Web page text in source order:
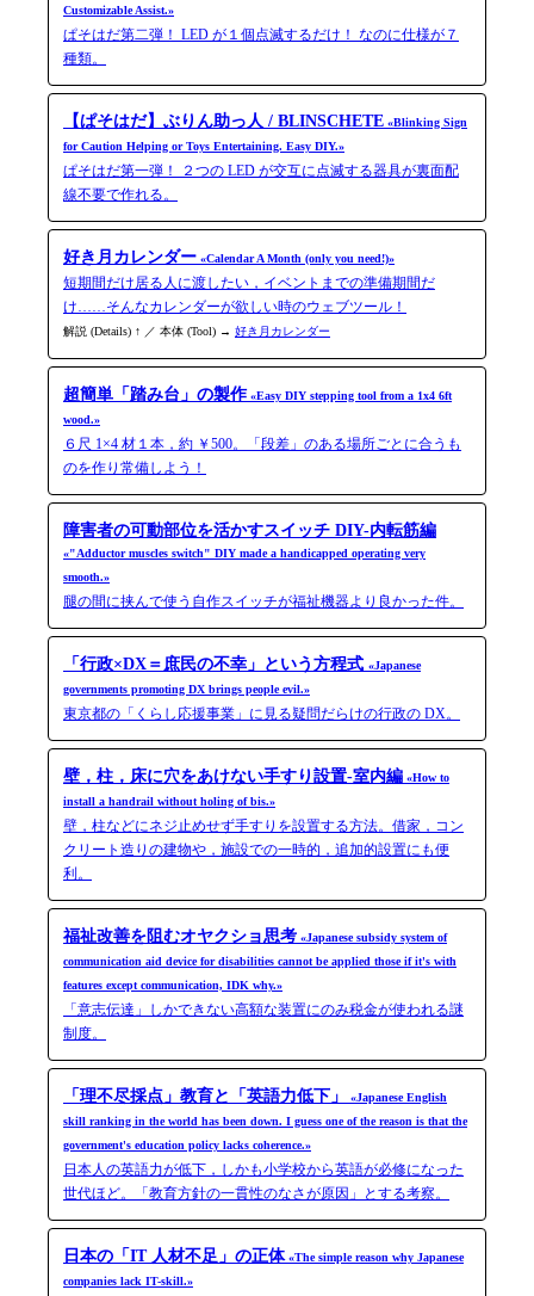
Customizable Assist.»
ぱそはだ第二弾！ LED が１個点滅するだけ！ なのに仕様が７
種類。
【ぱそはだ】ぶりん助っ人 / BLINSCHETE «Blinking Sign
for Caution Helping or Toys Entertaining. Easy DIY.»
ぱそはだ第一弾！ ２つの LED が交互に点滅する器具が裏面配
線不要で作れる。
好き月カレンダー «Calendar A Month (only you need!)»
短期間だけ居る人に渡したい，イベントまでの準備期間だ
け……そんなカレンダーが欲しい時のウェブツール！
解説 (Details) ↑ ／ 本体 (Tool) → 好き月カレンダー
超簡単「踏み台」の製作 «Easy DIY stepping tool from a 1x4 6ft
wood.»
６尺 1×4 材１本，約 ￥500。「段差」のある場所ごとに合うも
のを作り常備しよう！
障害者の可動部位を活かすスイッチ DIY-内転筋編
«"Adductor muscles switch" DIY made a handicapped operating very
smooth.»
腿の間に挟んで使う自作スイッチが福祉機器より良かった件。
「行政×DX＝庶民の不幸」という方程式 «Japanese
governments promoting DX brings people evil.»
東京都の「くらし応援事業」に見る疑問だらけの行政の DX。
壁，柱，床に穴をあけない手すり設置-室内編 «How to
install a handrail without holing of bis.»
壁，柱などにネジ止めせず手すりを設置する方法。借家，コン
クリート造りの建物や，施設での一時的，追加的設置にも便
利。
福祉改善を阻むオヤクショ思考 «Japanese subsidy system of
communication aid device for disabilities cannot be applied those if it's with
features except communication, IDK why.»
「意志伝達」しかできない高額な装置にのみ税金が使われる謎
制度。
「理不尽採点」教育と「英語力低下」
«Japanese English
skill ranking in the world has been down. I guess one of the reason is that the
government's education policy lacks coherence.»
日本人の英語力が低下，しかも小学校から英語が必修になった
世代ほど。「教育方針の一貫性のなさが原因」とする考察。
日本の「IT 人材不足」の正体«The simple reason why Japanese
companies lack IT-skill.»